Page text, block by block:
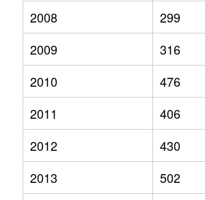
2008
299
2009
316
2010
476
2011
406
2012
430
2013
502